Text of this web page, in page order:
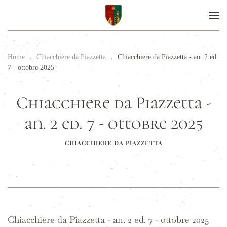
Home Chiacchiere da Piazzetta
Chiacchiere da Piazzetta - an. 2 ed.
7 - ottobre 2025
Chiacchiere da Piazzetta -
an. 2 ed. 7 - ottobre 2025
CHIACCHIERE DA PIAZZETTA
Chiacchiere da Piazzetta - an. 2 ed. 7 - ottobre 2025